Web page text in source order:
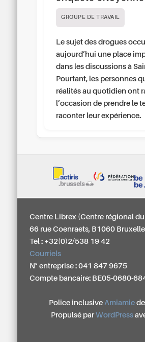
GROUPE DE TRAVAIL
Le sujet des drogues
aujourd’hui une place
dans les discussions à
Pourtant, les personnes
réalités au quotidien ont
l’occasion de prendre le
raconter leur expérience.
Centre Librex (Centre régional
66 rue Coenraets, B1060
Tél : +32(0)2/538 19 42
Courriels
N° entreprise : 041 847 9675
Compte bancaire: BE05-0680-
Police inclusive Amiamiede
Propulsé par WordPress